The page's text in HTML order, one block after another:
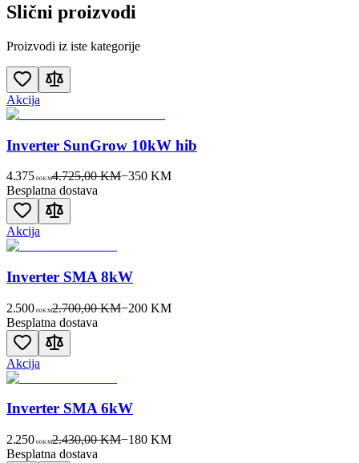
Slični proizvodi
Proizvodi iz iste kategorije
Akcija
Inverter SunGrow 10kW hib
4.375 00KM4.725,00 KM−350KM
Besplatna dostava
Akcija
Inverter SMA 8kW
2.500 00KM2.700,00 KM−200KM
Besplatna dostava
Akcija
Inverter SMA 6kW
2.250 00KM2.430,00 KM−180KM
Besplatna dostava